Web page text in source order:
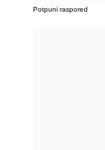
Potpuni raspored